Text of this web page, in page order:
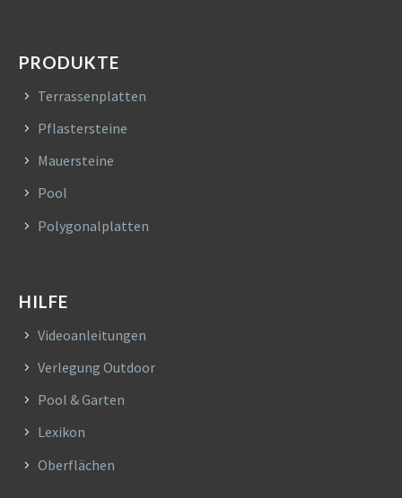
PRODUKTE
Terrassenplatten
Pflastersteine
Mauersteine
Pool
Polygonalplatten
HILFE
Videoanleitungen
Verlegung Outdoor
Pool & Garten
Lexikon
Oberflächen